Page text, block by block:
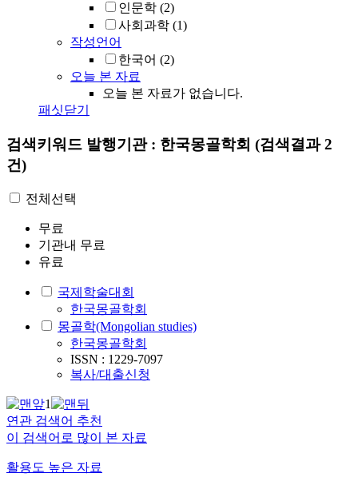
인문학 (2)
사회과학 (1)
작성언어
한국어 (2)
오늘 본 자료
오늘 본 자료가 없습니다.
패싯닫기
검색키워드 발행기관 : 한국몽골학회 (검색결과 2
건)
전체선택
무료
기관내 무료
유료
국제학술대회
한국몽골학회
몽골학(Mongolian studies)
한국몽골학회
ISSN : 1229-7097
복사/대출신청
1
연관 검색어 추천
이 검색어로 많이 본 자료
활용도 높은 자료